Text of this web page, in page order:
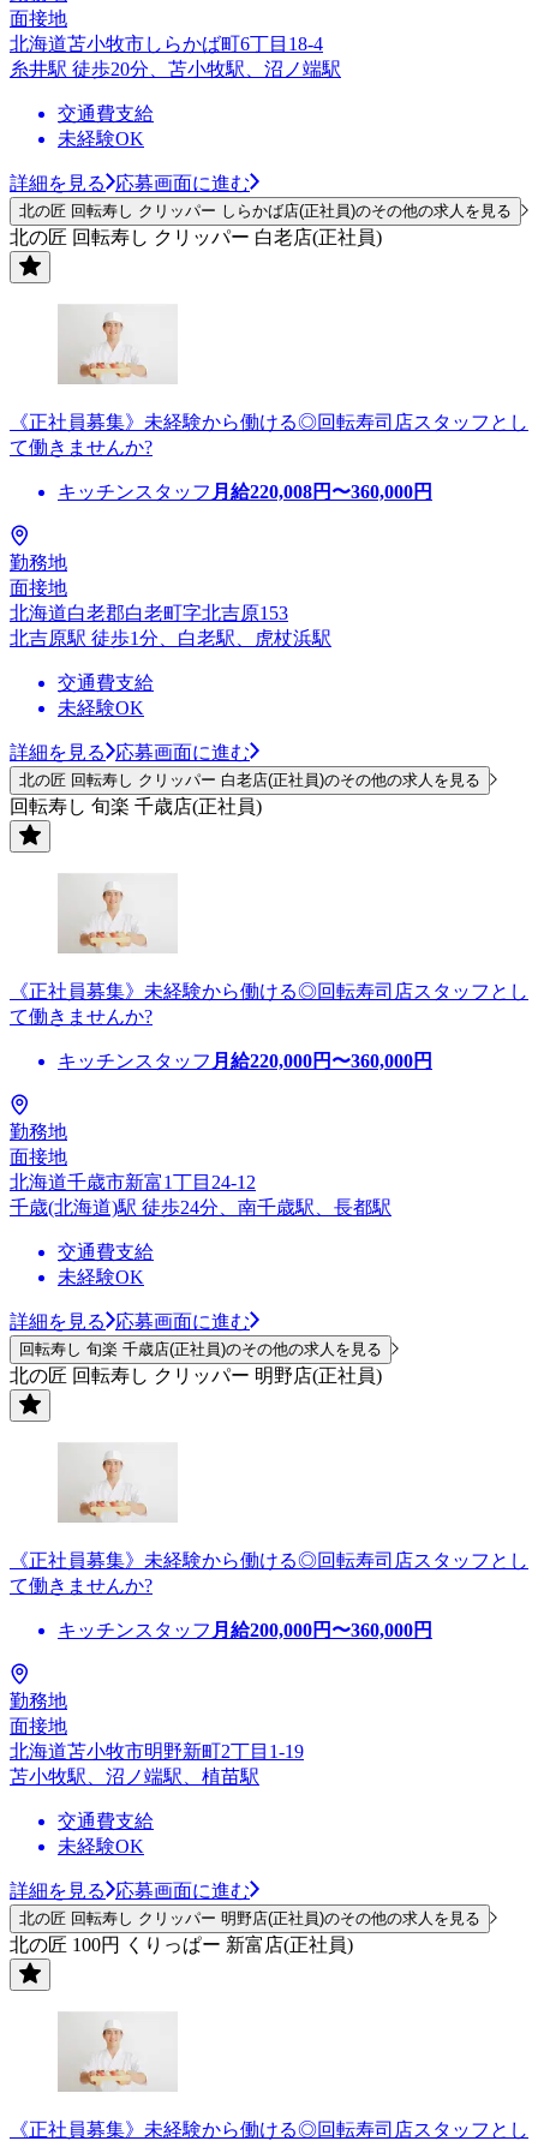
面接地
北海道苫小牧市しらかば町6丁目18-4
糸井駅 徒歩20分、苫小牧駅、沼ノ端駅
交通費支給
未経験OK
詳細を見る 応募画面に進む
北の匠 回転寿し クリッパー しらかば店(正社員)のその他の求人を見る
北の匠 回転寿し クリッパー 白老店(正社員)
《正社員募集》未経験から働ける◎回転寿司店スタッフとし
て働きませんか?
キッチンスタッフ 月給220,008円〜360,000円
勤務地
面接地
北海道白老郡白老町字北吉原153
北吉原駅 徒歩1分、白老駅、虎杖浜駅
交通費支給
未経験OK
詳細を見る 応募画面に進む
北の匠 回転寿し クリッパー 白老店(正社員)のその他の求人を見る
回転寿し 旬楽 千歳店(正社員)
《正社員募集》未経験から働ける◎回転寿司店スタッフとし
て働きませんか?
キッチンスタッフ 月給220,000円〜360,000円
勤務地
面接地
北海道千歳市新富1丁目24-12
千歳(北海道)駅 徒歩24分、南千歳駅、長都駅
交通費支給
未経験OK
詳細を見る 応募画面に進む
回転寿し 旬楽 千歳店(正社員)のその他の求人を見る
北の匠 回転寿し クリッパー 明野店(正社員)
《正社員募集》未経験から働ける◎回転寿司店スタッフとし
て働きませんか?
キッチンスタッフ 月給200,000円〜360,000円
勤務地
面接地
北海道苫小牧市明野新町2丁目1-19
苫小牧駅、沼ノ端駅、植苗駅
交通費支給
未経験OK
詳細を見る 応募画面に進む
北の匠 回転寿し クリッパー 明野店(正社員)のその他の求人を見る
北の匠 100円 くりっぱー 新富店(正社員)
《正社員募集》未経験から働ける◎回転寿司店スタッフとし